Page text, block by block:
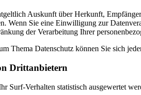
Auskunft über Herkunft,
Wenn Sie eine Einwilligung zur
der Verarbeitung Ihrer
Thema Datenschutz können Sie sich
Dritt­anbietern
Surf-Verhalten statistisch ausgewertet